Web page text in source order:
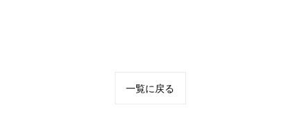
一覧に戻る